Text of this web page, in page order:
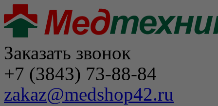
Заказать звонок
+7 (3843) 73-88-84
zakaz@medshop42.ru